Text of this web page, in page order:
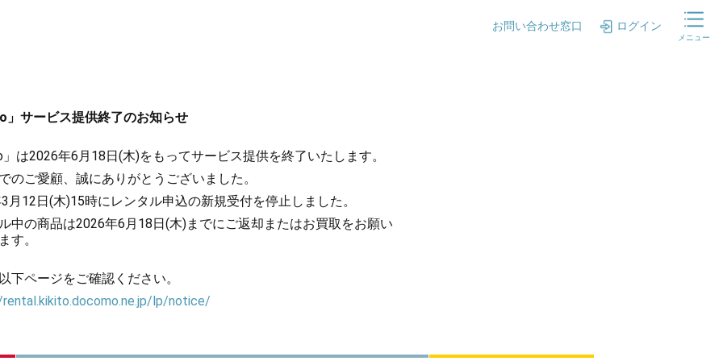
お問い合わせ窓口 ログイン
メニュー
サービス提供終了のお知らせ
は2026年6月18日(木)をもってサービス提供を終了いたします。
のご愛顧、誠にありがとうございました。
月12日(木)15時にレンタル申込の新規受付を停止しました。
中の商品は2026年6月18日(木)までにご返却またはお買取をお願い
す。
下ページをご確認ください。
lp/notice/